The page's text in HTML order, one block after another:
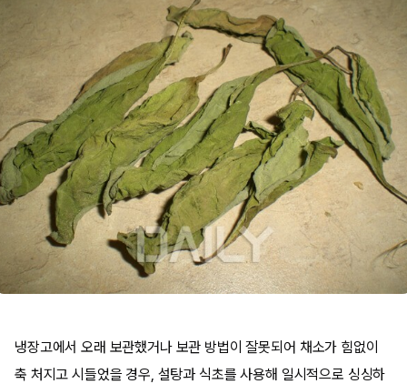
냉장고에서 오래 보관했거나 보관 방법이 잘못되어 채소가 힘없이
축 처지고 시들었을 경우, 설탕과 식초를 사용해 일시적으로 싱싱하